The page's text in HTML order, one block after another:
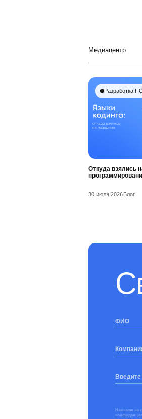
Медиацентр
Разработка
Откуда взялись
30 июля 2026 Блог
ФИО
Введите
Нажимая на